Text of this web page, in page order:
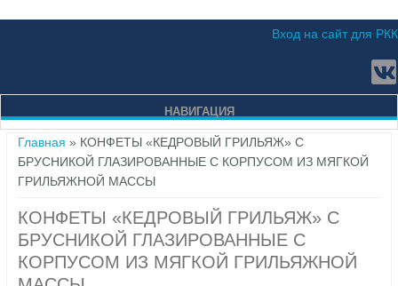
Вход на сайт для РКК
НАВИГАЦИЯ
Вы здесь
Главная » КОНФЕТЫ «КЕДРОВЫЙ ГРИЛЬЯЖ» С
БРУСНИКОЙ ГЛАЗИРОВАННЫЕ С КОРПУСОМ ИЗ МЯГКОЙ
ГРИЛЬЯЖНОЙ МАССЫ
КОНФЕТЫ «КЕДРОВЫЙ ГРИЛЬЯЖ» С
БРУСНИКОЙ ГЛАЗИРОВАННЫЕ С
КОРПУСОМ ИЗ МЯГКОЙ ГРИЛЬЯЖНОЙ